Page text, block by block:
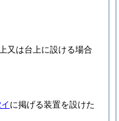
又は台上に設ける場合
に掲げる装置を設けた